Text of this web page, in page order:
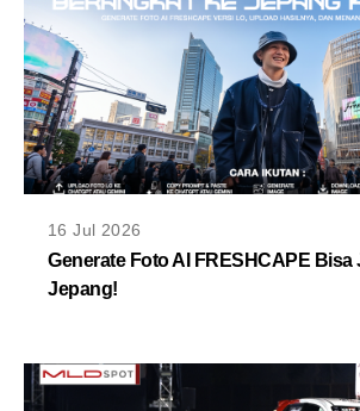
16 Jul 2026
Generate Foto AI FRESHCAPE Bisa
Jepang!